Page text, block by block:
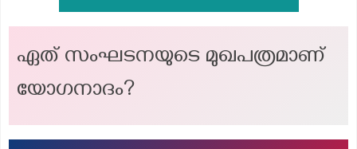
ഏത് സംഘടനയുടെ മുഖപത്രമാണ്
യോഗനാദം?